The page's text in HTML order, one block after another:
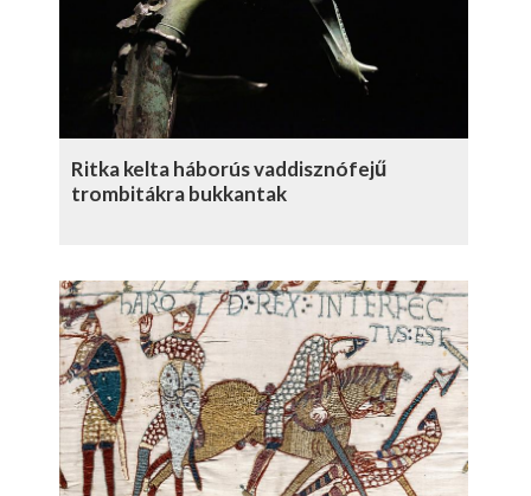
Ritka kelta háborús vaddisznófejű
trombitákra bukkantak